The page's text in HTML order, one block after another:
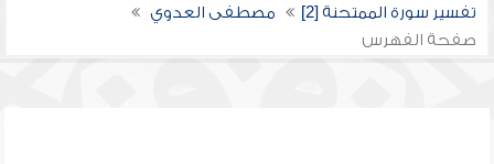
تفسير سورة الممتحنة [2]
مصطفى العدوي
صفحة الفهرس